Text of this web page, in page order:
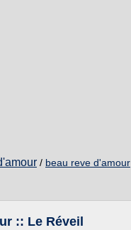
/ beau reve d'amour
:: Le Réveil